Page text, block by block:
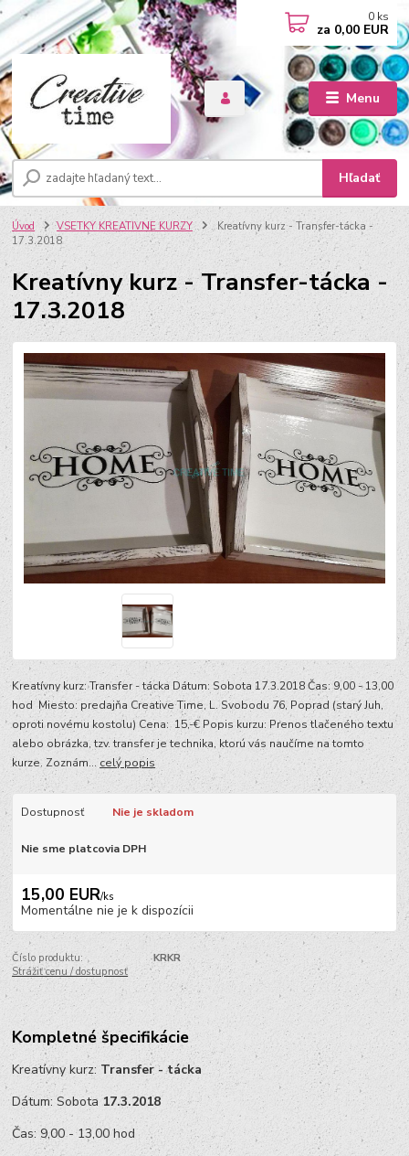
Menu
Hľadať
0 ks
za 0,00 EUR
Úvod VSETKY KREATIVNE KURZY
Kreatívny kurz - Transfer-tácka -
17.3.2018
Kreatívny kurz - Transfer-tácka -
17.3.2018
Kreatívny kurz: Transfer - tácka Dátum: Sobota 17.3.2018 Čas: 9,00 - 13,00
hod Miesto: predajňa Creative Time, L. Svobodu 76, Poprad (starý Juh,
oproti novému kostolu) Cena: 15,-€ Popis kurzu: Prenos tlačeného textu
alebo obrázka, tzv. transfer je technika, ktorú vás naučíme na tomto
kurze. Zoznám...celý popis
Dostupnosť Nie je skladom
Nie sme platcovia DPH
15,00 EUR/ks
Momentálne nie je k dispozícii
Číslo produktu:
KRKR
Strážiť cenu / dostupnosť
Kompletné špecifikácie
Kreatívny kurz: Transfer - tácka
Dátum: Sobota 17.3.2018
Čas: 9,00 - 13,00 hod